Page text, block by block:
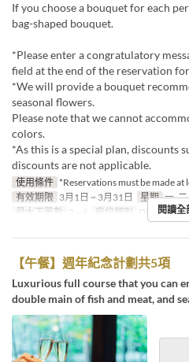
If you choose a bouquet for each
bag-shaped bouquet.
*Please enter a congratulatory
field at the end of the reservation
*We will provide a bouquet
seasonal flowers.
Please note that we cannot
colors.
*As this is a special plan, discounts
discounts are not applicable.
使用條件 *Reservations must be made at
有效期限 3月1日 ~ 3月31日 星期 一, 二
最大下單數 2 ~ 6 座位類別 Dining閱讀全
【午餐】週年紀念計劃共5項
Luxurious full course that you can
double main of fish and meat, and